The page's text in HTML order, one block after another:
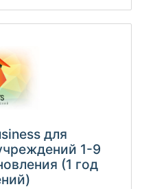
для
1-9
(1 год